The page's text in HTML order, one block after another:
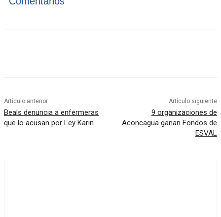
Artículo anterior
Beals denuncia a enfermeras
que lo acusan por Ley Karin
Artículo siguiente
9 organizaciones de
Aconcagua ganan Fondos de
ESVAL